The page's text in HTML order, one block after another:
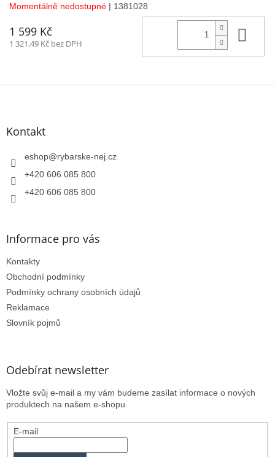
Momentálně nedostupné | 1381028
1 599 Kč
1 321,49 Kč bez DPH
Z
Kontakt
eshop@rybarske-nej.cz
+420 606 085 800
+420 606 085 800
Informace pro vás
Kontakty
Obchodní podmínky
Podmínky ochrany osobních údajů
Reklamace
Slovník pojmů
Odebírat newsletter
Vložte svůj e-mail a my vám budeme zasílat informace o nových
produktech na našem e-shopu.
E-mail